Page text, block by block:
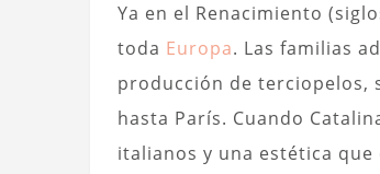
Ya en el Renacimiento
toda Europa. Las familias
producción de terciopelos,
hasta París. Cuando
italianos y una estética